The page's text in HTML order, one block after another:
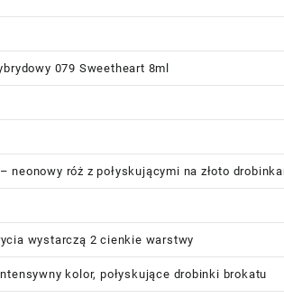
079 Sweetheart 8ml
neonowy róż z połyskującymi na złoto
wystarczą 2 cienkie warstwy
kolor, połyskujące drobinki brokatu